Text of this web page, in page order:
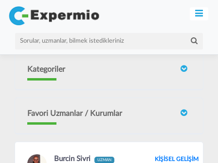
Kategoriler
Favori Uzmanlar / Kurumlar
Burcin Sivri UZMAN KİŞİSEL GELİŞİM